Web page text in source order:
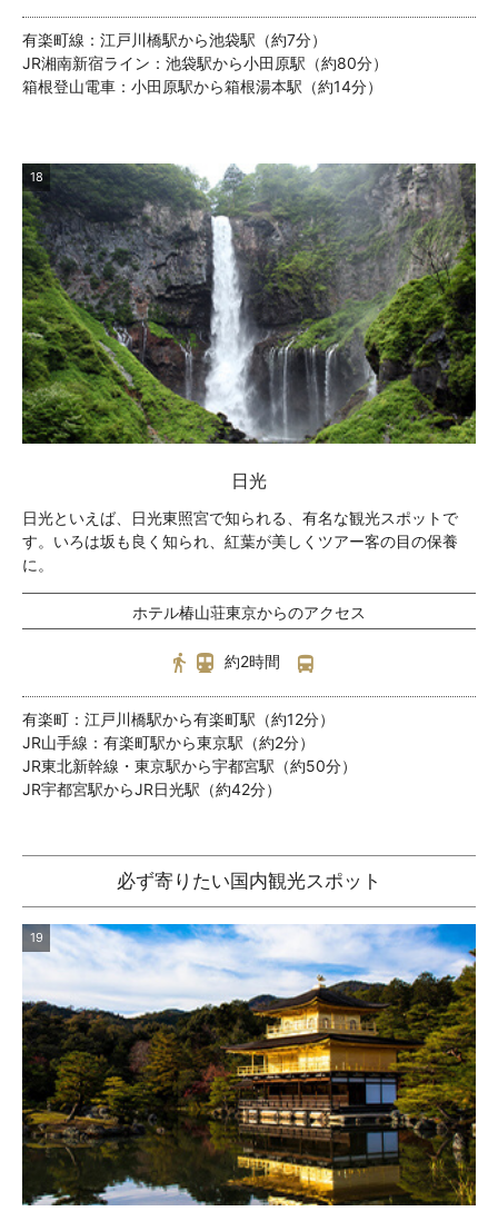
有楽町線：江戸川橋駅から池袋駅（約7分）
JR湘南新宿ライン：池袋駅から小田原駅（約80分）
箱根登山電車：小田原駅から箱根湯本駅（約14分）
18
日光
日光といえば、日光東照宮で知られる、有名な観光スポットで
す。いろは坂も良く知られ、紅葉が美しくツアー客の目の保養
に。
ホテル椿山荘東京からのアクセス
約2時間
有楽町：江戸川橋駅から有楽町駅（約12分）
JR山手線：有楽町駅から東京駅（約2分）
JR東北新幹線・東京駅から宇都宮駅（約50分）
JR宇都宮駅からJR日光駅（約42分）
必ず寄りたい国内観光スポット
19